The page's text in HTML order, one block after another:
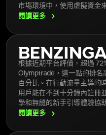
市場環境中，使用虛擬資金
閱讀更多
根據近期平台評價，超過
Olymptrade，這一點的排名
百分比。在行動流量主導的
用戶能在不到十分鐘內註冊
學和無縫的新手引導體驗協
閱讀更多